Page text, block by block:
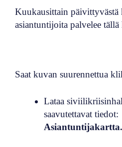
Kuukausittain päivittyvästä
asiantuntijoita palvelee tällä
Saat kuvan suurennettua
Lataa
saavutettavat tiedot: